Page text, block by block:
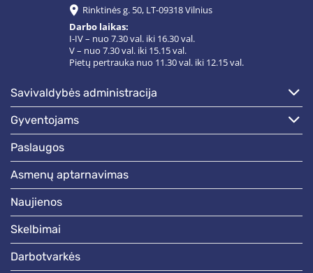
Rinktinės g. 50, LT-09318 Vilnius
Darbo laikas:
I-IV – nuo 7.30 val. iki 16.30 val.
V – nuo 7.30 val. iki 15.15 val.
Pietų pertrauka nuo 11.30 val. iki 12.15 val.
savivaldybės administracija
gyventojams
paslaugos
asmenų aptarnavimas
naujienos
skelbimai
darbotvarkės